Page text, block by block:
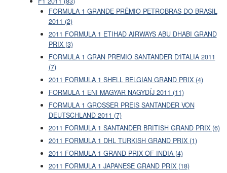
FORMULA 1 GRANDE PRÊMIO PETROBRAS DO BRASIL
2011 (2)
2011 FORMULA 1 ETIHAD AIRWAYS ABU DHABI GRAND
PRIX (3)
FORMULA 1 GRAN PREMIO SANTANDER D'ITALIA 2011
(7)
2011 FORMULA 1 SHELL BELGIAN GRAND PRIX (4)
FORMULA 1 ENI MAGYAR NAGYDÍJ 2011 (11)
FORMULA 1 GROSSER PREIS SANTANDER VON
DEUTSCHLAND 2011 (7)
2011 FORMULA 1 SANTANDER BRITISH GRAND PRIX (6)
2011 FORMULA 1 DHL TURKISH GRAND PRIX (1)
2011 FORMULA 1 GRAND PRIX OF INDIA (4)
2011 FORMULA 1 JAPANESE GRAND PRIX (18)